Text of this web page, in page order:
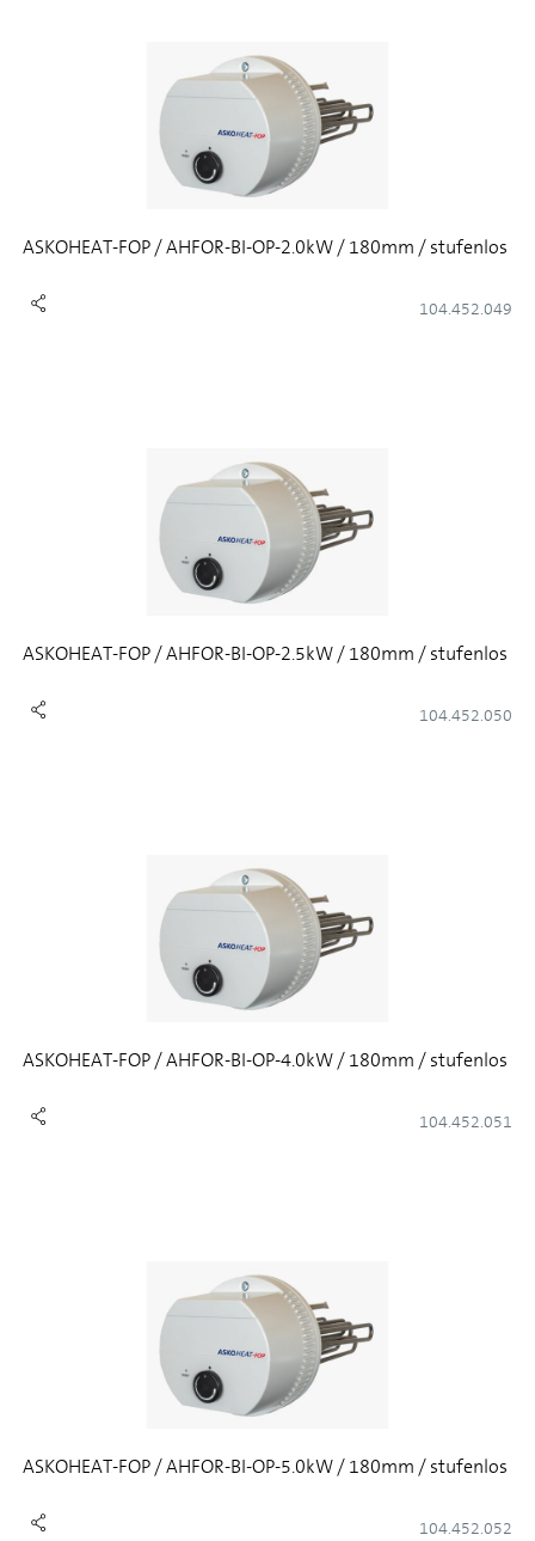
ASKOHEAT-FOP / AHFOR-BI-OP-2.0kW / 180mm / stufenlos
104.452.049
ASKOHEAT-FOP / AHFOR-BI-OP-2.5kW / 180mm / stufenlos
104.452.050
ASKOHEAT-FOP / AHFOR-BI-OP-4.0kW / 180mm / stufenlos
104.452.051
ASKOHEAT-FOP / AHFOR-BI-OP-5.0kW / 180mm / stufenlos
104.452.052